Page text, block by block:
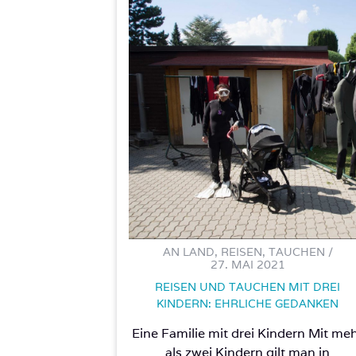
AN LAND, REISEN, TAUCHEN /
27. MAI 2021
REISEN UND TAUCHEN MIT DREI
KINDERN: EHRLICHE GEDANKEN
Eine Familie mit drei Kindern Mit
als zwei Kindern gilt man in